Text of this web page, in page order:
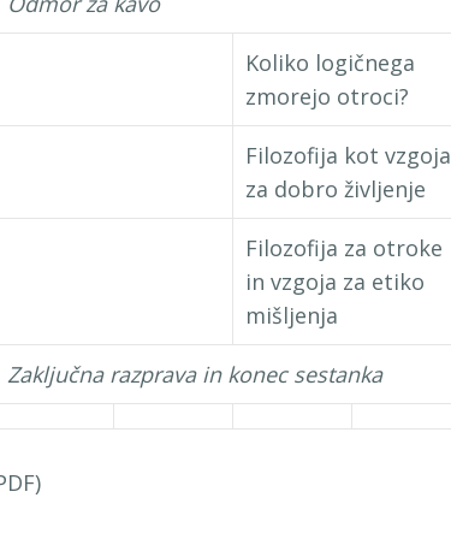
Koliko logičnega
zmorejo otroci?
Filozofija kot vzgoja
za dobro življenje
Filozofija za otroke
in vzgoja za etiko
mišljenja
Zaključna razprava in konec sestanka